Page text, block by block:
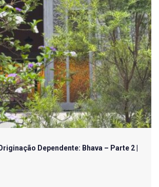
Dependente: Bhava – Parte 2 |